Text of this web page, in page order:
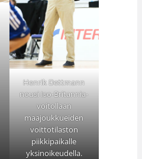
Henrik Dettmann
nousi Iso-Britannia-
voitollaan
maajoukkueiden
voittotilaston
piikkipaikalle
yksinoikeudella.